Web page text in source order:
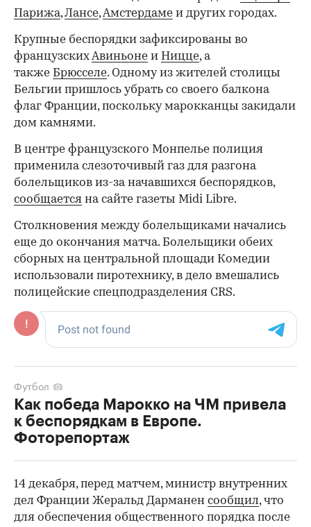
Парижа,Лансе,Амстердаме и других городах.
Крупные беспорядки зафиксированы во
французскихАвиньоне и Ницце, а
также Брюсселе. Одному из жителей столицы
Бельгии пришлось убрать со своего балкона
флаг Франции, поскольку марокканцы закидали
дом камнями.
В центре французского Монпелье полиция
применила слезоточивый газ для разгона
болельщиков из-за начавшихся беспорядков,
сообщается на сайте газеты Midi Libre.
Столкновения между болельщиками начались
еще до окончания матча. Болельщики обеих
сборных на центральной площади Комедии
использовали пиротехнику, в дело вмешались
полицейские спецподразделения CRS.
Как победа Марокко на ЧМ привела
к беспорядкам в Европе.
Фоторепортаж
Футбол
14 декабря, перед матчем, министр внутренних
дел Франции Жеральд Дарманен сообщил, что
для обеспечения общественного порядка после